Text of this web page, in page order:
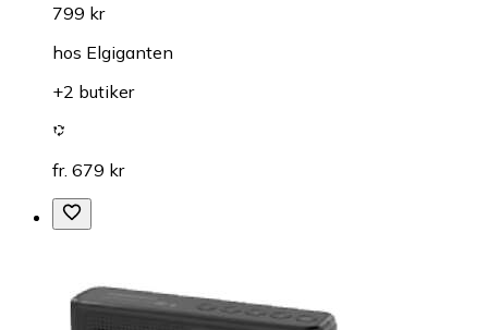
799 kr
hos Elgiganten
+2 butiker
fr. 679 kr